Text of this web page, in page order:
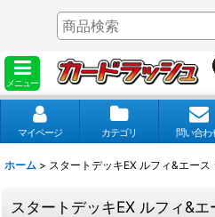
メニュー
マイページ カテゴリ 問い合わ
ホーム > スタートデッキEX ルフィ&エース
スタートデッキEX ルフィ&エ